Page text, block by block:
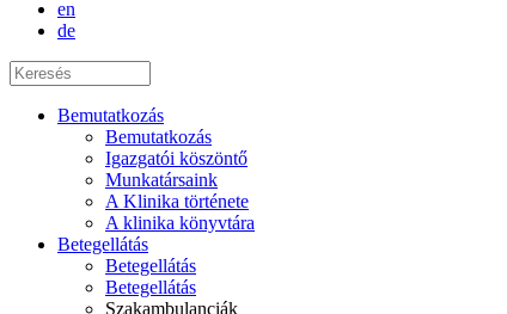
en
de
Bemutatkozás
Bemutatkozás
Igazgatói köszöntő
Munkatársaink
A Klinika története
A klinika könyvtára
Betegellátás
Betegellátás
Betegellátás
Szakambulanciák